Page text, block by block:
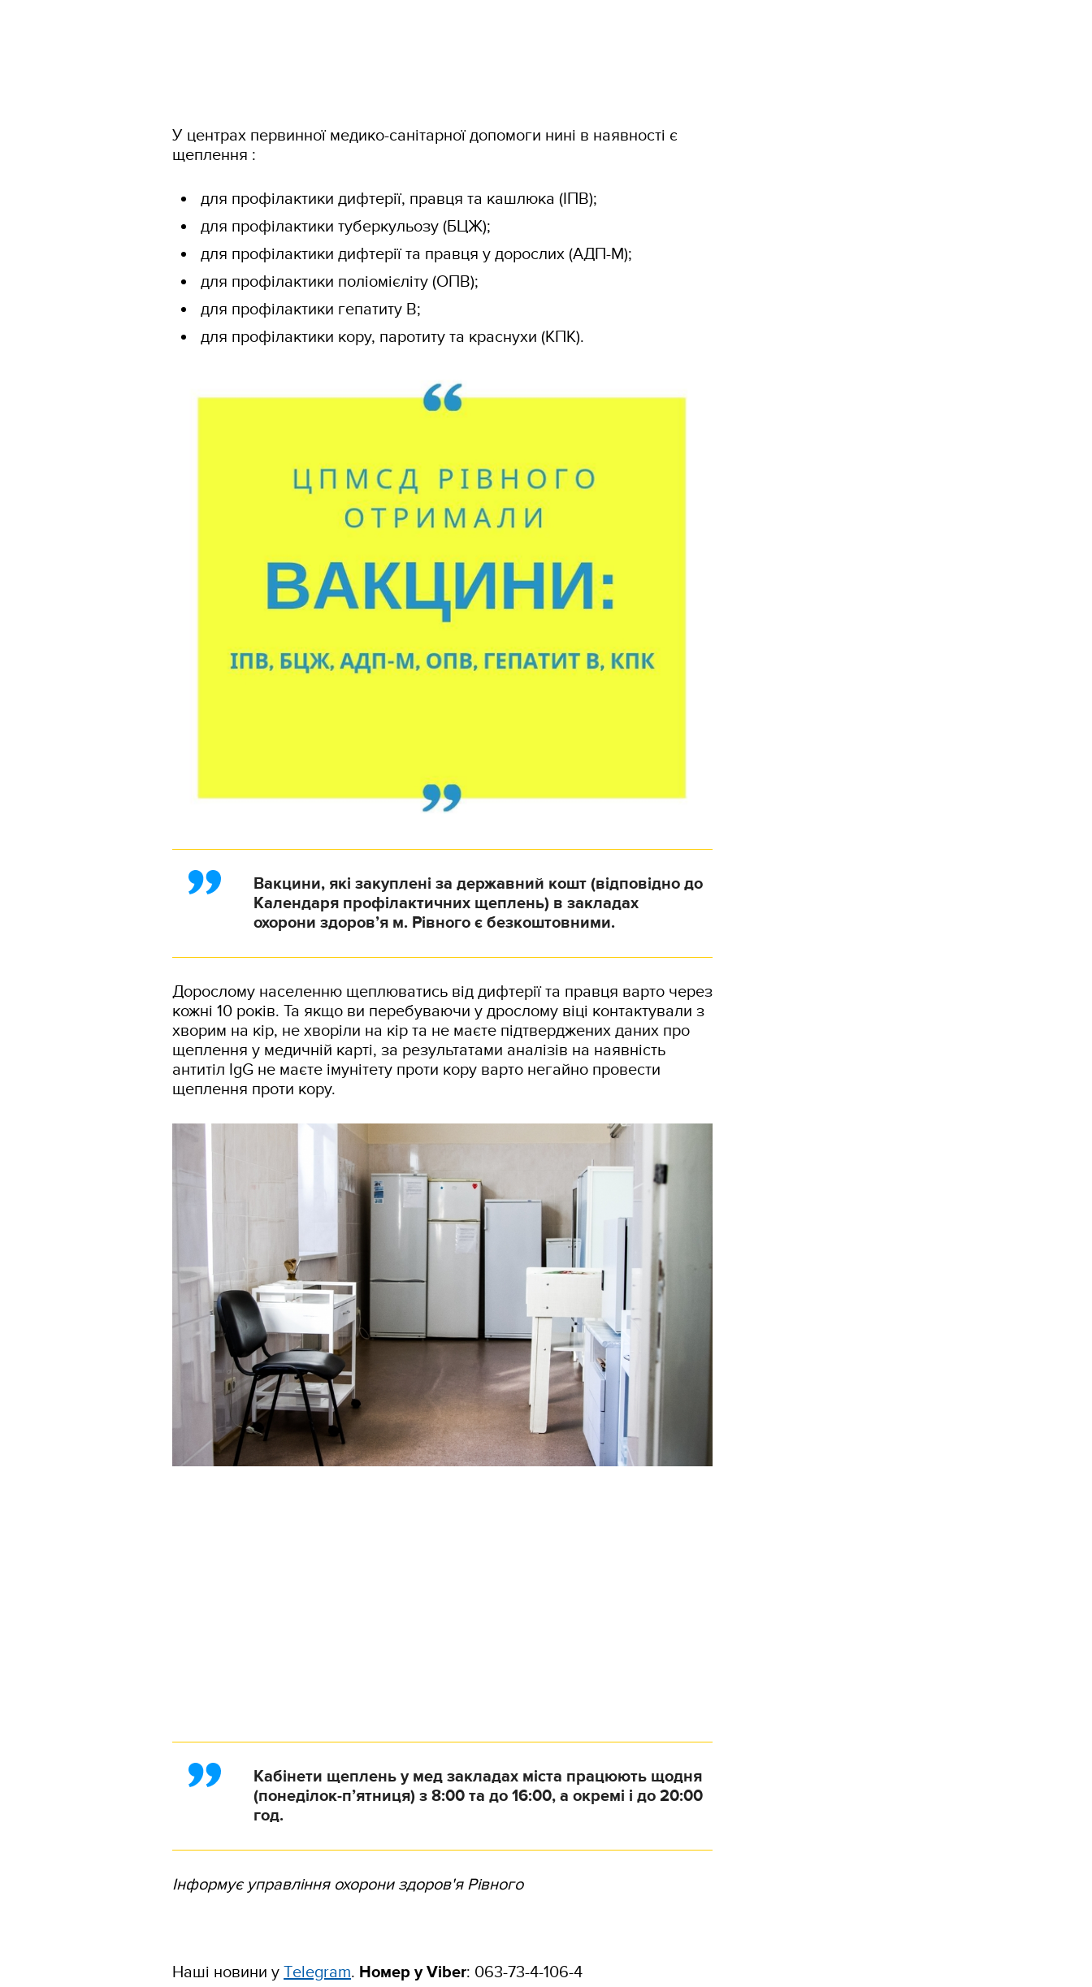
У центрах первинної медико-санітарної допомоги нині в наявності є
щеплення :
для профілактики дифтерії, правця та кашлюка (ІПВ);
для профілактики туберкульозу (БЦЖ);
для профілактики дифтерії та правця у дорослих (АДП-М);
для профілактики поліомієліту (ОПВ);
для профілактики гепатиту В;
для профілактики кору, паротиту та краснухи (КПК).
Вакцини, які закуплені за державний кошт (відповідно до
Календаря профілактичних щеплень) в закладах
охорони здоров’я м. Рівного є безкоштовними.
Дорослому населенню щеплюватись від дифтерії та правця варто через
кожні 10 років. Та якщо ви перебуваючи у дрослому віці контактували з
хворим на кір, не хворіли на кір та не маєте підтверджених даних про
щеплення у медичній карті, за результатами аналізів на наявність
антитіл IgG не маєте імунітету проти кору варто негайно провести
щеплення проти кору.
Кабінети щеплень у мед закладах міста працюють щодня
(понеділок-п’ятниця) з 8:00 та до 16:00, а окремі і до 20:00
год.
Інформує управління охорони здоров'я Рівного
Наші новини у Тelegram. Номер у Viber: 063-73-4-106-4